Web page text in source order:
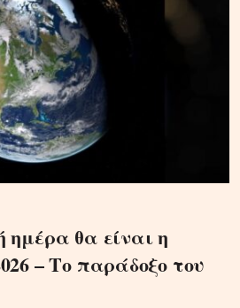
ημέρα θα είναι η
– Το παράδοξο του